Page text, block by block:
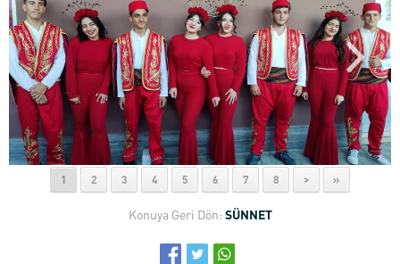
1 2 3 4 5 6 7 8 > »
Konuya Geri Dön: SÜNNET